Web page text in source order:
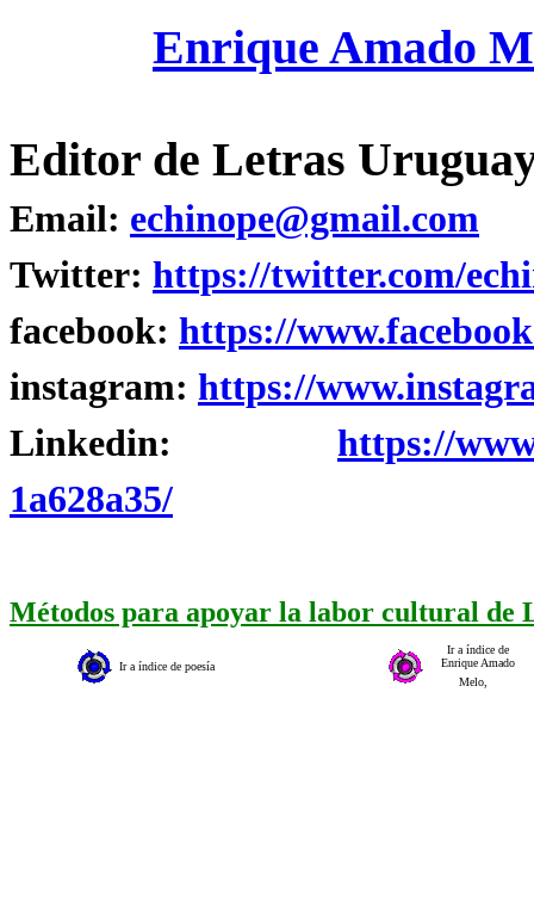
Enrique Amado
Editor de Letras
Email: echinope@gmail.com
Twitter: https://twitter.com/
facebook: https://
instagram: https://
Linkedin: https://
1a628a35/
Métodos para apoyar la labor cultural de
Ir a índice de poesía
Ir a índice de
Enrique Amado
Melo,